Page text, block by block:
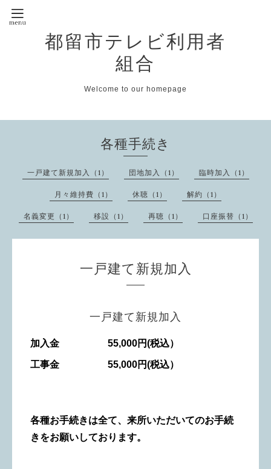
都留市テレビ利用者
組合
Welcome to our homepage
各種手続き
一戸建て新規加入（1） 団地加入（1） 臨時加入（1）
月々維持費（1） 休聴（1） 解約（1）
名義変更（1） 移設（1） 再聴（1） 口座振替（1）
一戸建て新規加入
一戸建て新規加入
加入金 55,000円(税込）
工事金 55,000円(税込）
各種お手続きは全て、来所いただいてのお手続
きをお願いしております。